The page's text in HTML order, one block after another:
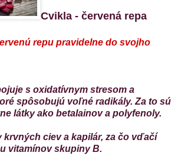
Cvikla - červená repa
repu pravidelne do svojho
s oxidatívnym stresom a
spôsobujú voľné radikály. Za to sú
látky ako betalainov a polyfenoly.
krvných ciev a kapilár, za čo vďačí
vitamínov skupiny B.